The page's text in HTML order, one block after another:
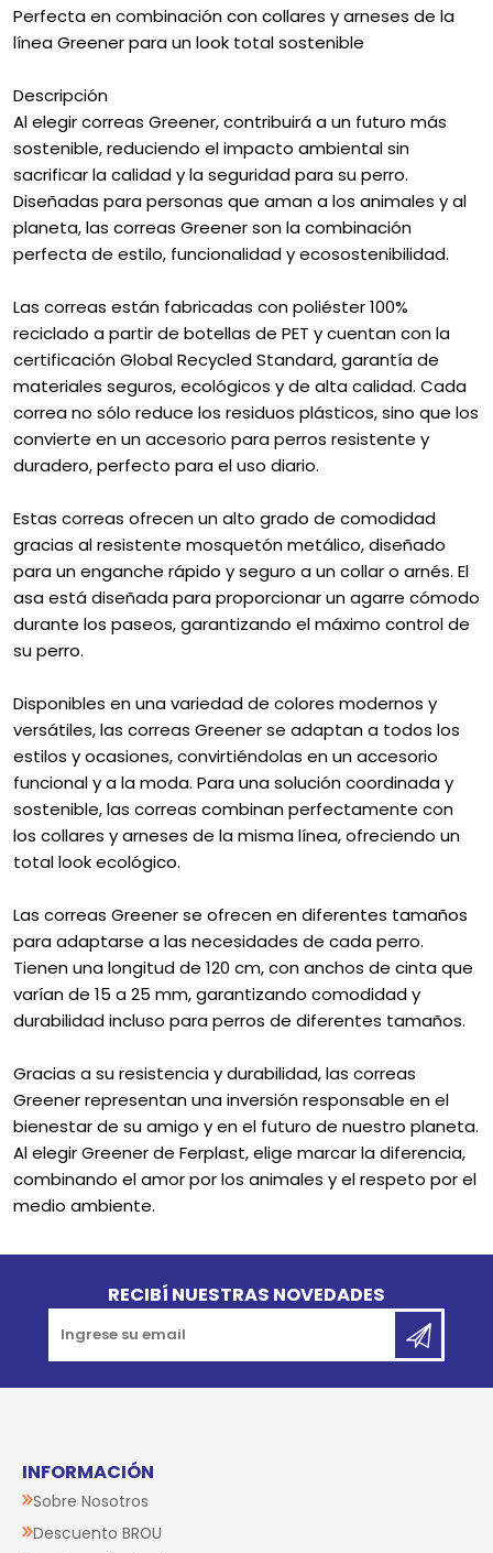
Perfecta en combinación con collares y arneses de la
línea Greener para un look total sostenible
Descripción
Al elegir correas Greener, contribuirá a un futuro más
sostenible, reduciendo el impacto ambiental sin
sacrificar la calidad y la seguridad para su perro.
Diseñadas para personas que aman a los animales y al
planeta, las correas Greener son la combinación
perfecta de estilo, funcionalidad y ecosostenibilidad.
Las correas están fabricadas con poliéster 100%
reciclado a partir de botellas de PET y cuentan con la
certificación Global Recycled Standard, garantía de
materiales seguros, ecológicos y de alta calidad. Cada
correa no sólo reduce los residuos plásticos, sino que los
convierte en un accesorio para perros resistente y
duradero, perfecto para el uso diario.
Estas correas ofrecen un alto grado de comodidad
gracias al resistente mosquetón metálico, diseñado
para un enganche rápido y seguro a un collar o arnés. El
asa está diseñada para proporcionar un agarre cómodo
durante los paseos, garantizando el máximo control de
su perro.
Disponibles en una variedad de colores modernos y
versátiles, las correas Greener se adaptan a todos los
estilos y ocasiones, convirtiéndolas en un accesorio
funcional y a la moda. Para una solución coordinada y
sostenible, las correas combinan perfectamente con
los collares y arneses de la misma línea, ofreciendo un
total look ecológico.
Las correas Greener se ofrecen en diferentes tamaños
para adaptarse a las necesidades de cada perro.
Tienen una longitud de 120 cm, con anchos de cinta que
varían de 15 a 25 mm, garantizando comodidad y
durabilidad incluso para perros de diferentes tamaños.
Gracias a su resistencia y durabilidad, las correas
Greener representan una inversión responsable en el
bienestar de su amigo y en el futuro de nuestro planeta.
Al elegir Greener de Ferplast, elige marcar la diferencia,
combinando el amor por los animales y el respeto por el
medio ambiente.
RECIBÍ NUESTRAS NOVEDADES
INFORMACIÓN
Sobre Nosotros
Descuento BROU